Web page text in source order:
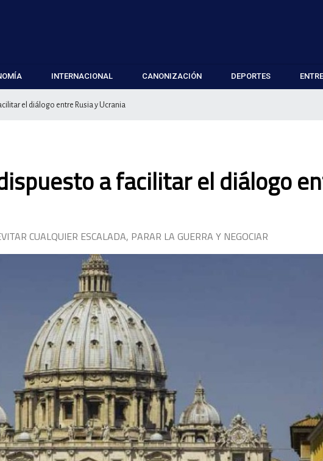
INTERNACIONAL CANONIZACIÓN DEPORTES
el diálogo entre Rusia y Ucrania
a facilitar el diálogo
CUALQUIER ESCALADA, PARAR LA GUERRA Y NEGOCIAR